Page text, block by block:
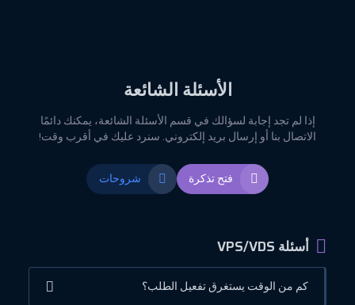
الأسئلة الشائعة
إذا لم تجد إجابة لسؤالك في قسم الأسئلة الشائعة، يمكنك دائمًا
الاتصال بنا أو إرسال بريد إلكتروني. سنرد عليك في أقرب وقت!
فتح تذكرة شروحات
أسئلة VPS/VDS
كم من الوقت يستغرق تفعيل الطلب؟